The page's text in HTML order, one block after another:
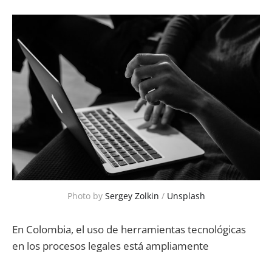
Photo by Sergey Zolkin / Unsplash
En Colombia, el uso de herramientas tecnológicas
en los procesos legales está ampliamente